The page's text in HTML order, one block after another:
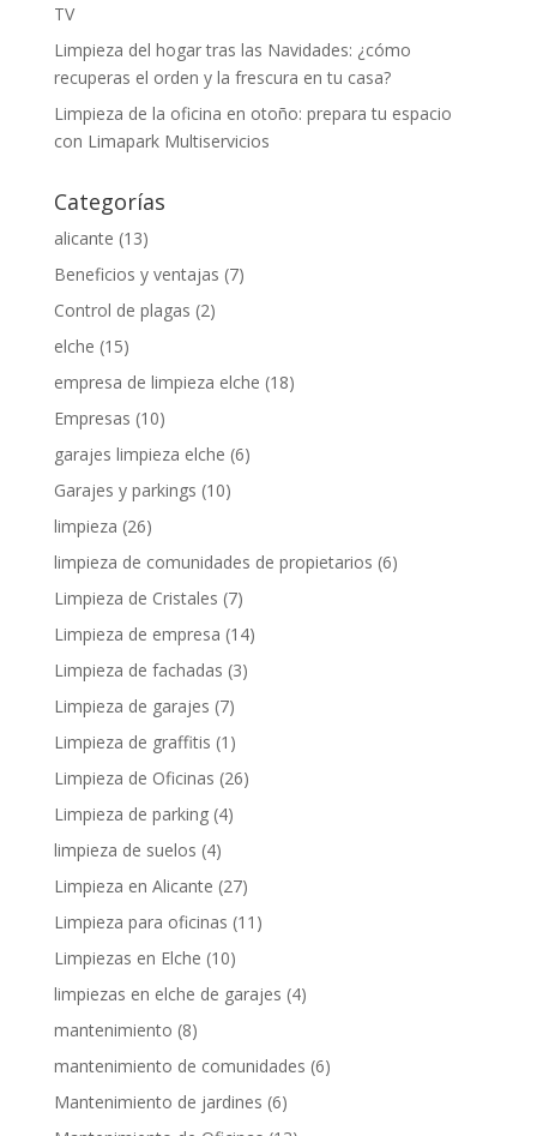
TV
Limpieza del hogar tras las Navidades: ¿cómo
recuperas el orden y la frescura en tu casa?
Limpieza de la oficina en otoño: prepara tu espacio
con Limapark Multiservicios
Categorías
alicante (13)
Beneficios y ventajas (7)
Control de plagas (2)
elche (15)
empresa de limpieza elche (18)
Empresas (10)
garajes limpieza elche (6)
Garajes y parkings (10)
limpieza (26)
limpieza de comunidades de propietarios (6)
Limpieza de Cristales (7)
Limpieza de empresa (14)
Limpieza de fachadas (3)
Limpieza de garajes (7)
Limpieza de graffitis (1)
Limpieza de Oficinas (26)
Limpieza de parking(4)
limpieza de suelos (4)
Limpieza en Alicante (27)
Limpieza para oficinas (11)
Limpiezas en Elche (10)
limpiezas en elche de garajes (4)
mantenimiento (8)
mantenimiento de comunidades (6)
Mantenimiento de jardines (6)